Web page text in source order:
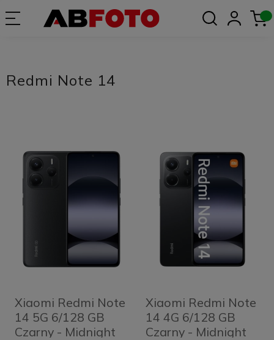
Redmi Note 14
Xiaomi Redmi Note
14 5G 6/128 GB
Czarny - Midnight
Xiaomi Redmi Note
14 4G 6/128 GB
Czarny - Midnight